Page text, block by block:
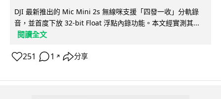
DJI 最新推出的 Mic Mini 2s 無線咪支援「四發一收」分軌錄
音，並首度下放 32-bit Float 浮點內錄功能。本文經實測其...
閱讀全文
251 1 ↗ 分享